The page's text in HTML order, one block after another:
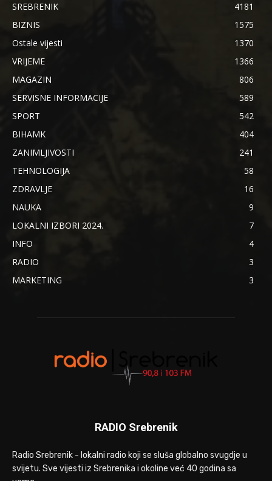
SREBRENIK
4181
BIZNIS
1575
Ostale vijesti
1370
VRIJEME
1366
MAGAZIN
806
SERVISNE INFORMACIJE
589
SPORT
542
BIHAMK
404
ZANIMLJIVOSTI
241
TEHNOLOGIJA
58
ZDRAVLJE
16
NAUKA
9
LOKALNI IZBORI 2024.
7
INFO
4
RADIO
3
MARKETING
3
RADIO Srebrenik
Radio Srebrenik - lokalni radio koji se sluša globalno svugdje u
svijetu. Sve vijesti iz Srebrenika i okoline već 40 godina sa